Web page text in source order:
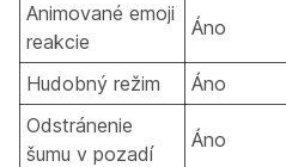
Animované emoji
reakcie
Áno
Hudobný režim Áno
Odstránenie
šumu v pozadí
Áno